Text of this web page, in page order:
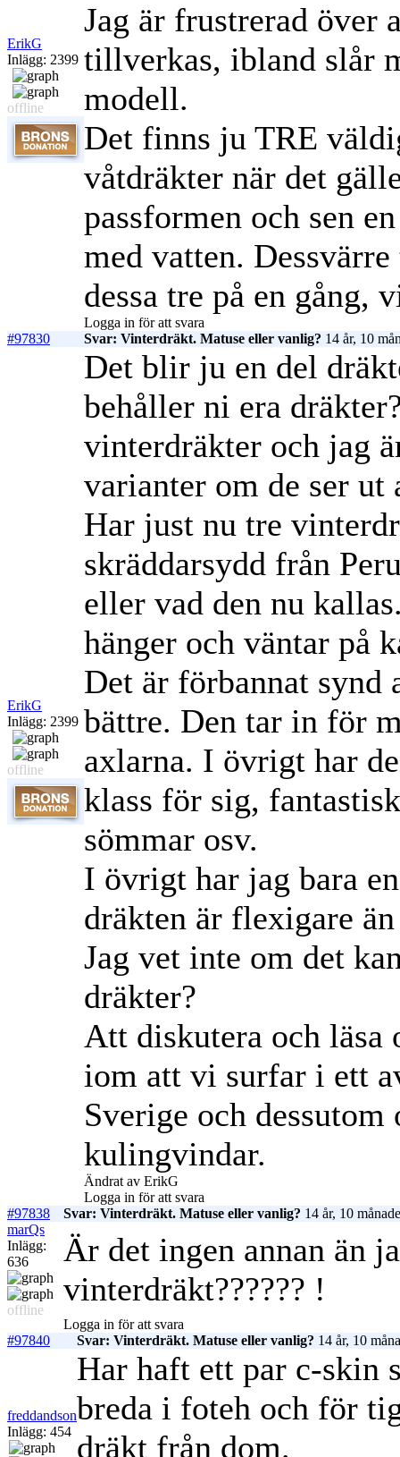
ErikG
Inlägg: 2399
offline
Jag är frustrerad över
tillverkas, ibland slår
modell.
Det finns ju TRE
våtdräkter när det
passformen och sen
med vatten.
dessa tre på en
Logga in för att svara
#97830
Svar: Vinterdräkt. Matuse eller vanlig? 14 år, 10
ErikG
Inlägg: 2399
offline
Det blir ju en del
behåller ni era
vinterdräkter och jag
varianter om de ser
Har just nu tre
skräddarsydd från
eller vad den nu
hänger och väntar på
Det är förbannat synd
bättre. Den tar in för
axlarna. I övrigt har
klass för sig,
sömmar osv.
I övrigt har jag bara
dräkten är flexigare
Jag vet inte om det
dräkter?
Att diskutera och
iom att vi surfar i ett
Sverige och
kulingvindar.
Ändrat av ErikG
Logga in för att svara
#97838
Svar: Vinterdräkt. Matuse eller vanlig? 14 år, 10
marQs
Inlägg:
636
offline
Är det ingen annan än
vinterdräkt?????? !
Logga in för att svara
#97840
Svar: Vinterdräkt. Matuse eller vanlig? 14 år, 10
freddandson
Inlägg: 454
Har haft ett par c-skin
breda i foteh och för
dräkt från dom.